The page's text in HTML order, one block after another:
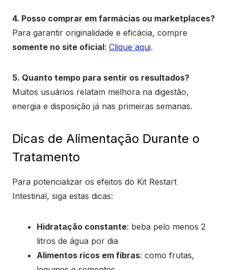
4. Posso comprar em farmácias ou marketplaces?
Para garantir originalidade e eficácia, compre
somente no site oficial: Clique aqui.
5. Quanto tempo para sentir os resultados?
Muitos usuários relatam melhora na digestão,
energia e disposição já nas primeiras semanas.
Dicas de Alimentação Durante o
Tratamento
Para potencializar os efeitos do Kit Restart
Intestinal, siga estas dicas:
Hidratação constante: beba pelo menos 2
litros de água por dia
Alimentos ricos em fibras: como frutas,